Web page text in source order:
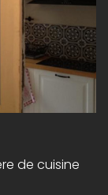
de cuisine